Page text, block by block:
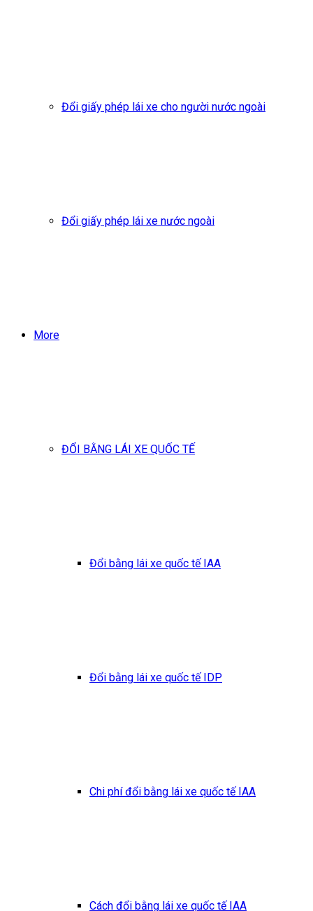
Đổi giấy phép lái xe cho người nước ngoài
Đổi giấy phép lái xe nước ngoài
More
ĐỔI BẰNG LÁI XE QUỐC TẾ
Đổi bằng lái xe quốc tế IAA
Đổi bằng lái xe quốc tế IDP
Chi phí đổi bằng lái xe quốc tế IAA
Cách đổi bằng lái xe quốc tế IAA